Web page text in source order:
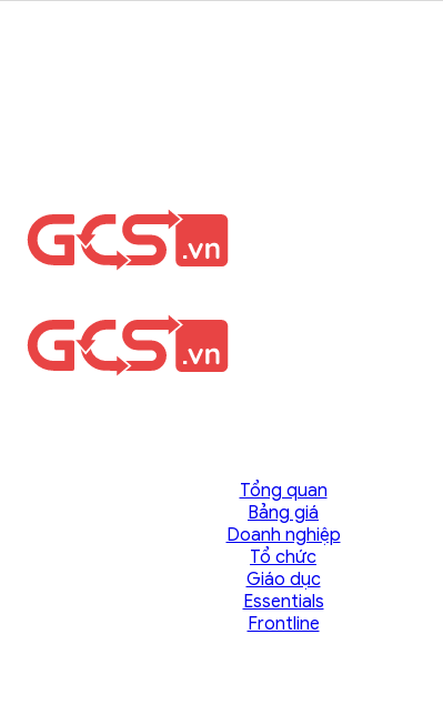
Tổng quan
Bảng giá
Doanh nghiệp
Tổ chức
Giáo dục
Essentials
Frontline